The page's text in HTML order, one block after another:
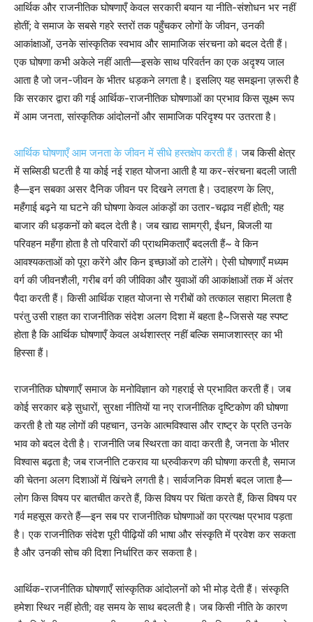
आर्थिक और राजनीतिक घोषणाएँ केवल सरकारी बयान या नीति-संशोधन भर नहीं
होतीं; वे समाज के सबसे गहरे स्तरों तक पहुँचकर लोगों के जीवन, उनकी
आकांक्षाओं, उनके सांस्कृतिक स्वभाव और सामाजिक संरचना को बदल देती हैं।
एक घोषणा कभी अकेले नहीं आती—इसके साथ परिवर्तन का एक अदृश्य जाल
आता है जो जन-जीवन के भीतर धड़कने लगता है। इसलिए यह समझना ज़रूरी है
कि सरकार द्वारा की गई आर्थिक-राजनीतिक घोषणाओं का प्रभाव किस सूक्ष्म रूप
में आम जनता, सांस्कृतिक आंदोलनों और सामाजिक परिदृश्य पर उतरता है।
आर्थिक घोषणाएँ आम जनता के जीवन में सीधे हस्तक्षेप करती हैं। जब किसी क्षेत्र
में सब्सिडी घटती है या कोई नई राहत योजना आती है या कर-संरचना बदली जाती
है—इन सबका असर दैनिक जीवन पर दिखने लगता है। उदाहरण के लिए,
महँगाई बढ़ने या घटने की घोषणा केवल आंकड़ों का उतार-चढ़ाव नहीं होती; यह
बाजार की धड़कनों को बदल देती है। जब खाद्य सामग्री, ईंधन, बिजली या
परिवहन महँगा होता है तो परिवारों की प्राथमिकताएँ बदलती हैं~ वे किन
आवश्यकताओं को पूरा करेंगे और किन इच्छाओं को टालेंगे। ऐसी घोषणाएँ मध्यम
वर्ग की जीवनशैली, गरीब वर्ग की जीविका और युवाओं की आकांक्षाओं तक में अंतर
पैदा करती हैं। किसी आर्थिक राहत योजना से गरीबों को तत्काल सहारा मिलता है
परंतु उसी राहत का राजनीतिक संदेश अलग दिशा में बहता है~जिससे यह स्पष्ट
होता है कि आर्थिक घोषणाएँ केवल अर्थशास्त्र नहीं बल्कि समाजशास्त्र का भी
हिस्सा हैं।
राजनीतिक घोषणाएँ समाज के मनोविज्ञान को गहराई से प्रभावित करती हैं। जब
कोई सरकार बड़े सुधारों, सुरक्षा नीतियों या नए राजनीतिक दृष्टिकोण की घोषणा
करती है तो यह लोगों की पहचान, उनके आत्मविश्वास और राष्ट्र के प्रति उनके
भाव को बदल देती है। राजनीति जब स्थिरता का वादा करती है, जनता के भीतर
विश्वास बढ़ता है; जब राजनीति टकराव या ध्रुवीकरण की घोषणा करती है, समाज
की चेतना अलग दिशाओं में खिंचने लगती है। सार्वजनिक विमर्श बदल जाता है—
लोग किस विषय पर बातचीत करते हैं, किस विषय पर चिंता करते हैं, किस विषय पर
गर्व महसूस करते हैं—इन सब पर राजनीतिक घोषणाओं का प्रत्यक्ष प्रभाव पड़ता
है। एक राजनीतिक संदेश पूरी पीढ़ियों की भाषा और संस्कृति में प्रवेश कर सकता
है और उनकी सोच की दिशा निर्धारित कर सकता है।
आर्थिक-राजनीतिक घोषणाएँ सांस्कृतिक आंदोलनों को भी मोड़ देती हैं। संस्कृति
हमेशा स्थिर नहीं होती; वह समय के साथ बदलती है। जब किसी नीति के कारण